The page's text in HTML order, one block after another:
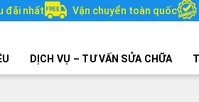
đãi nhất Vận chuyển toàn quốc
DỊCH VỤ – TƯ VẤN SỬA CHỮA